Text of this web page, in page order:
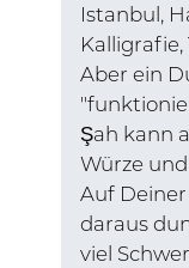
Istanbul,
Kalligrafie,
Aber ein
Şah kann
Würze
Auf
daraus
viel